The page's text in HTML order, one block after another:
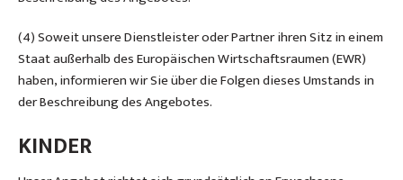
(4) Soweit unsere Dienstleister oder Partner ihren Sitz in einem
Staat außerhalb des Europäischen Wirtschaftsraumen (EWR)
haben, informieren wir Sie über die Folgen dieses Umstands in
der Beschreibung des Angebotes.
KINDER